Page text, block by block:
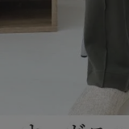
インナーウェア
ズボン単品